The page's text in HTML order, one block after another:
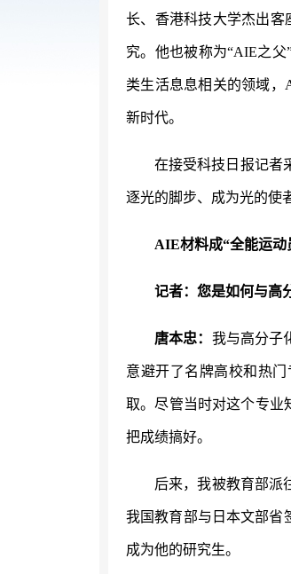
长、香港科技大学杰出客
究。他也被称为“AIE之
类生活息息相关的领域
新时代。
在接受科技日报记者
逐光的脚步、成为光的使
AIE材料成“全能运动
记者：您是如何与高
唐本忠： 我与高分子
意避开了名牌高校和热
取。尽管当时对这个专业
把成绩搞好。
后来，我被教育部派
我国教育部与日本文部省
成为他的研究生。